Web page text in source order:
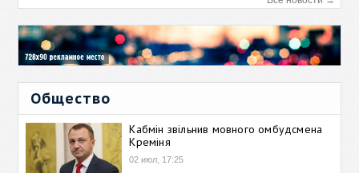
Общество
Кабмін звільнив мовного омбудсмена
Креміня
02 июл, 17:25